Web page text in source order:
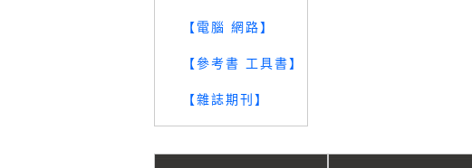
【電腦 網路】
【參考書 工具書】
【雜誌期刊】